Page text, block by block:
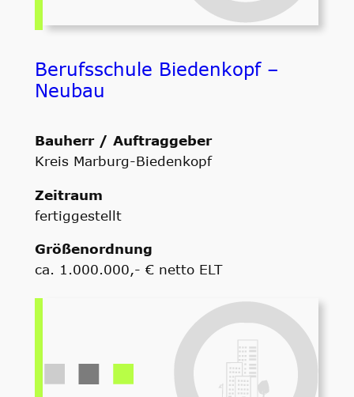
Berufsschule Biedenkopf –
Neubau
Bauherr / Auftraggeber
Kreis Marburg-Biedenkopf
Zeitraum
fertiggestellt
Größenordnung
ca. 1.000.000,- € netto ELT